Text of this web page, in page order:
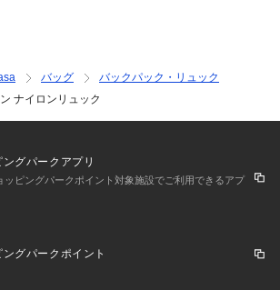
バッグ
バックパック・リュック
ナイロンリュック
グパークアプリ
ッピングパークポイント対象施設でご利用できるアプ
グパークポイント